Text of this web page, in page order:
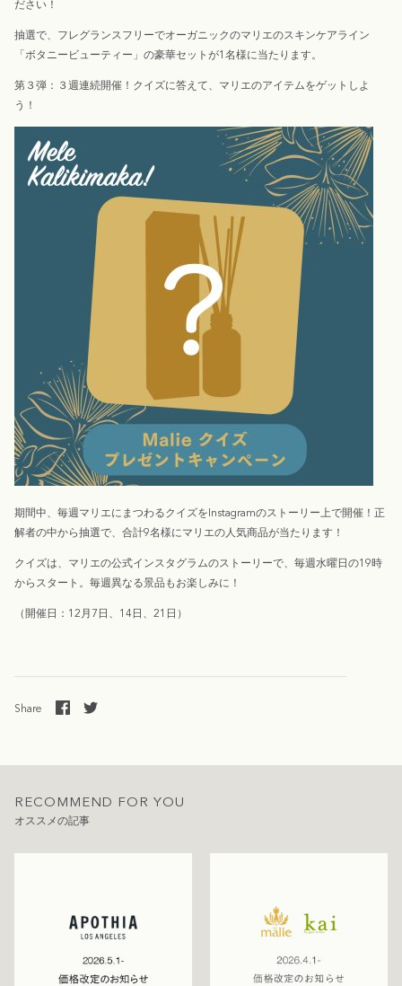
ださい！
抽選で、フレグランスフリーでオーガニックのマリエのスキンケアライン
「ボタニービューティー」の豪華セットが1名様に当たります。
第３弾：３週連続開催！クイズに答えて、マリエのアイテムをゲットしよ
う！
期間中、毎週マリエにまつわるクイズをInstagramのストーリー上で開催！正
解者の中から抽選で、合計9名様にマリエの人気商品が当たります！
クイズは、マリエの公式インスタグラムのストーリーで、毎週水曜日の19時
からスタート。毎週異なる景品もお楽しみに！
（開催日：12月7日、14日、21日）
Share
RECOMMEND FOR YOU
オススメの記事